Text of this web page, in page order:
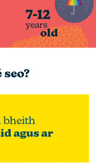
7-12
years
old
bheith
agus ar